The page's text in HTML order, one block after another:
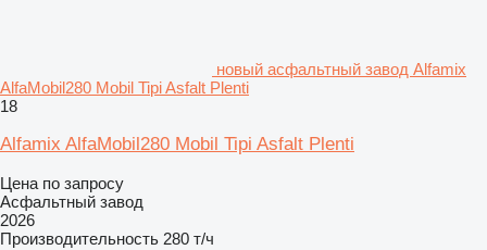
новый асфальтный завод Alfamix
AlfaMobil280 Mobil Tipi Asfalt Plenti
18
Alfamix AlfaMobil280 Mobil Tipi Asfalt Plenti
Цена по запросу
Асфальтный завод
2026
Производительность 280 т/ч